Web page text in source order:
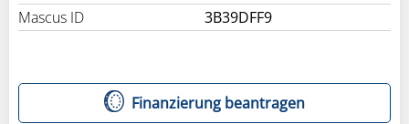
Mascus ID
3B39DFF9
Finanzierung beantragen